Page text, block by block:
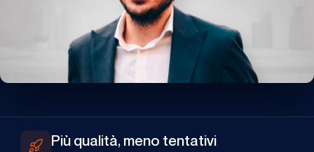
Più qualità, meno tentativi